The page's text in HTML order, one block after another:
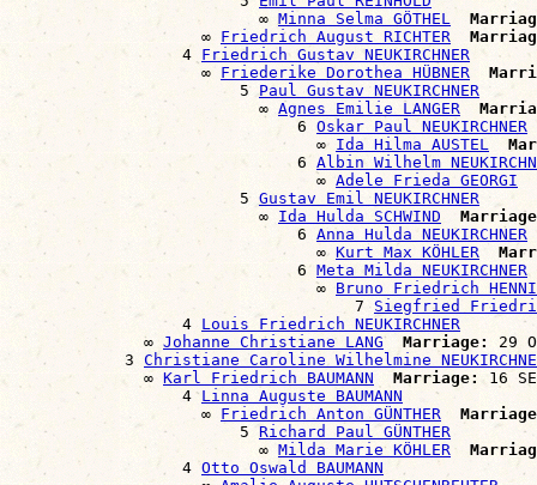
                          ∞
Minna Selma GÖTHEL
                    ∞
Friedrich August RICHTER
                  4
Friedrich Gustav NEUKIRCHNER
                    ∞
Friederike Dorothea HÜBNER
                        5
Paul Gustav NEUKIRCHNER
                          ∞
Agnes Emilie LANGER
                              6
Oskar Paul NEUKIRCHNER
                                ∞
Ida Hilma AUSTEL
                              6
Albin Wilhelm
                                ∞
Adele Frieda GEORGI
                        5
Gustav Emil NEUKIRCHNER
                          ∞
Ida Hulda SCHWIND
                              6
Anna Hulda NEUKIRCHNER
                                ∞
Kurt Max KÖHLER
                              6
Meta Milda NEUKIRCHNER
                                ∞
Bruno Friedrich
                                    7
Siegfried
                  4
Louis Friedrich NEUKIRCHNER
              ∞
Johanne Christiane LANG Marriage:
29
            3
Christiane Caroline Wilhelmine
              ∞
Karl Friedrich BAUMANN Marriage: 16
                  4
Linna Auguste BAUMANN
                    ∞
Friedrich Anton GÜNTHER
                        5
Richard Paul GÜNTHER
                          ∞
Milda Marie KÖHLER
                  4
Otto Oswald BAUMANN